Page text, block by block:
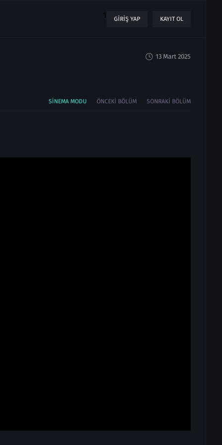
1 GIRIŞ YAP KAYIT OL
13 Mart 2025
SINEMA MODU ÖNCEKI BÖLÜM SONRAKI BÖLÜM